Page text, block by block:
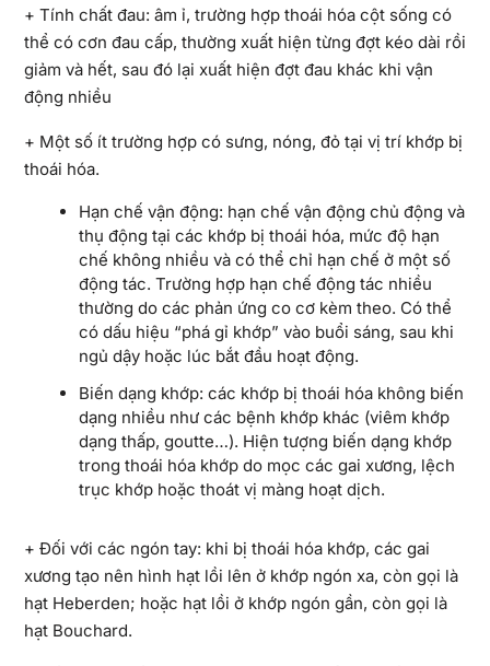
+ Tính chất đau: âm ỉ, trường hợp thoái hóa cột sống có
thể có cơn đau cấp, thường xuất hiện từng đợt kéo dài rồi
giảm và hết, sau đó lại xuất hiện đợt đau khác khi vận
động nhiều
+ Một số ít trường hợp có sưng, nóng, đỏ tại vị trí khớp bị
thoái hóa.
Hạn chế vận động: hạn chế vận động chủ động và
thụ động tại các khớp bị thoái hóa, mức độ hạn
chế không nhiều và có thể chỉ hạn chế ở một số
động tác. Trường hợp hạn chế động tác nhiều
thường do các phản ứng co cơ kèm theo. Có thể
có dấu hiệu “phá gỉ khớp” vào buổi sáng, sau khi
ngủ dậy hoặc lúc bắt đầu hoạt động.
Biến dạng khớp: các khớp bị thoái hóa không biến
dạng nhiều như các bệnh khớp khác (viêm khớp
dạng thấp, goutte…). Hiện tượng biến dạng khớp
trong thoái hóa khớp do mọc các gai xương, lệch
trục khớp hoặc thoát vị màng hoạt dịch.
+ Đối với các ngón tay: khi bị thoái hóa khớp, các gai
xương tạo nên hình hạt lồi lên ở khớp ngón xa, còn gọi là
hạt Heberden; hoặc hạt lồi ở khớp ngón gần, còn gọi là
hạt Bouchard.